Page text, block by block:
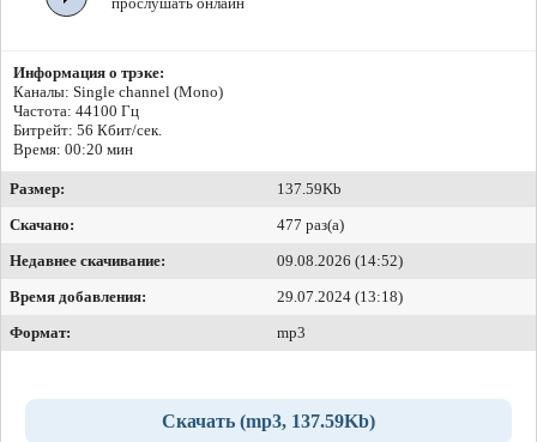
Информация о трэке:
Каналы: Single channel (Mono)
Частота: 44100 Гц
Битрейт: 56 Кбит/сек.
Время: 00:20 мин
Размер:
137.59Kb
Скачано:
477 раз(а)
Недавнее скачивание:
09.08.2026 (14:52)
Время добавления:
29.07.2024 (13:18)
Формат:
mp3
Скачать (mp3, 137.59Kb)